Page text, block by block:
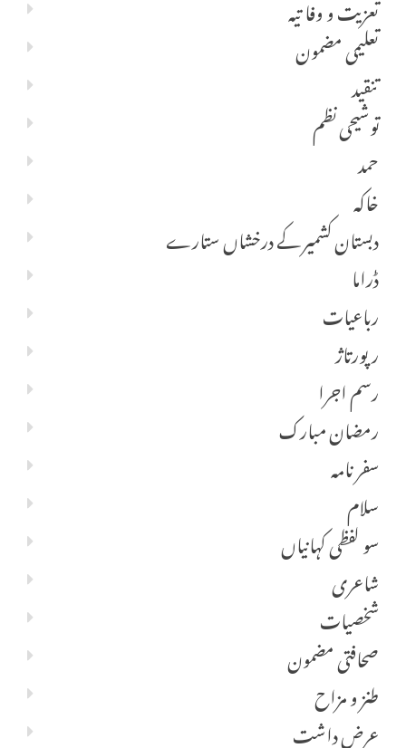
تعزیت و وفا تیہ
تعلیمی مضمون
تنقید
توشیحی نظم
حمد
خاکہ
دبستان کشمیر کے درخشاں ستارے
ڈراما
رباعیات
رپورتاژ
رسم اجرا
رمضان مبارک
سفر نامہ
سلام
سو لفظی کہانیاں
شاعری
شخصیات
صحافتی مضمون
طنز و مزاح
عرض داشت